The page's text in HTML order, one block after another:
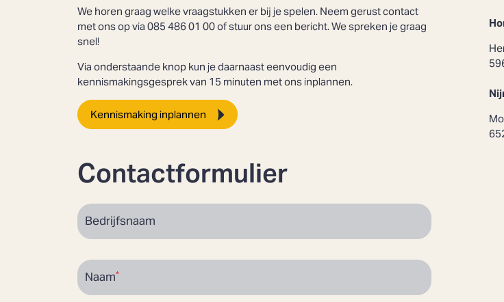
We horen graag welke vraagstukken er bij je spelen. Neem gerust contact
met ons op via 085 486 01 00 of stuur ons een bericht. We spreken je graag
snel!
Via onderstaande knop kun je daarnaast eenvoudig een
kennismakingsgesprek van 15 minuten met ons inplannen.
Kennismaking inplannen
Contactformulier
Bedrijfsnaam
Naam